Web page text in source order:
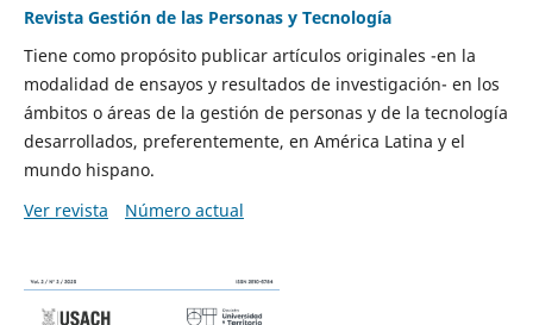
Revista Gestión de las Personas y Tecnología
Tiene como propósito publicar artículos originales -en la
modalidad de ensayos y resultados de investigación- en los
ámbitos o áreas de la gestión de personas y de la tecnología
desarrollados, preferentemente, en América Latina y el
mundo hispano.
Ver revista
Número actual